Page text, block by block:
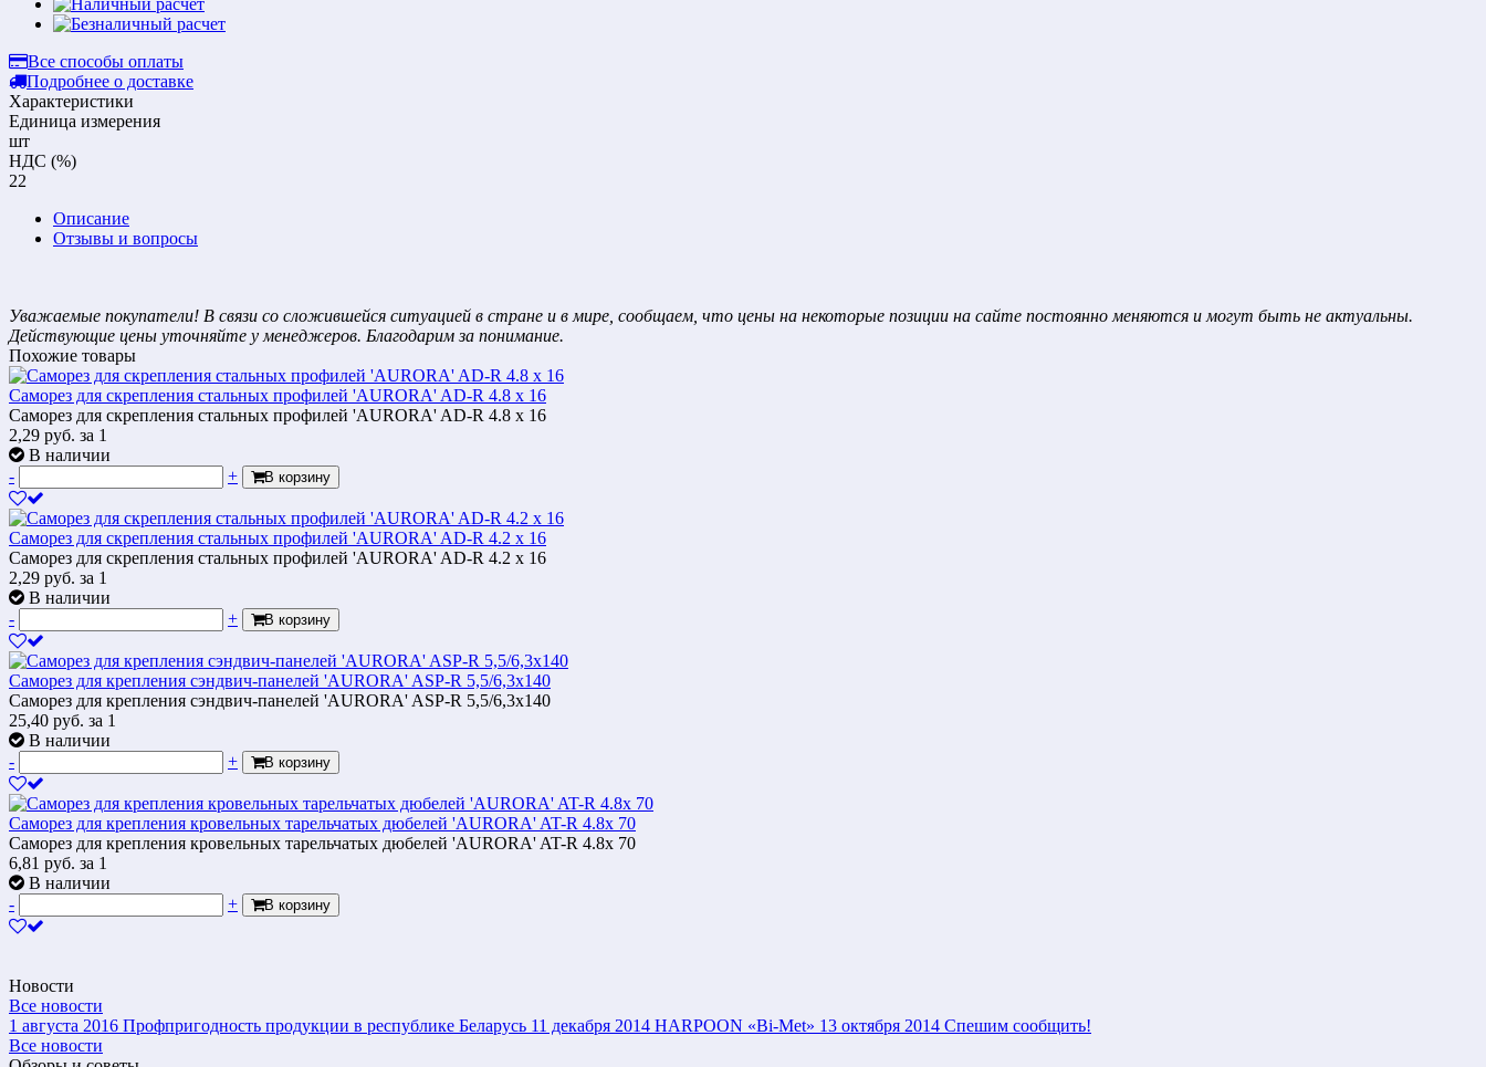
Все способы оплаты
Подробнее о доставке
Характеристики
Единица измерения
шт
НДС (%)
22
Описание
Отзывы и вопросы
Уважаемые покупатели! В связи со сложившейся ситуацией в стране и в мире, сообщаем, что цены на некоторые позиции на сайте постоянно меняются и могут быть не актуальны.
Действующие цены уточняйте у менеджеров. Благодарим за понимание.
Похожие товары
Саморез для скрепления стальных профилей 'AURORA' AD-R 4.8 х 16
Саморез для скрепления стальных профилей 'AURORA' AD-R 4.8 х 16
2,29 руб. за 1
В наличии
-
+ В корзину
Саморез для скрепления стальных профилей 'AURORA' AD-R 4.2 х 16
Саморез для скрепления стальных профилей 'AURORA' AD-R 4.2 х 16
2,29 руб. за 1
В наличии
-
+ В корзину
Саморез для крепления сэндвич-панелей 'AURORA' ASP-R 5,5/6,3x140
Саморез для крепления сэндвич-панелей 'AURORA' ASP-R 5,5/6,3x140
25,40 руб. за 1
В наличии
-
+ В корзину
Саморез для крепления кровельных тарельчатых дюбелей 'AURORA' AT-R 4.8x 70
Саморез для крепления кровельных тарельчатых дюбелей 'AURORA' AT-R 4.8x 70
6,81 руб. за 1
В наличии
-
+ В корзину
Новости
Все новости
1 августа 2016 Профпригодность продукции в республике Беларусь 11 декабря 2014 HARPOON «Bi-Met» 13 октября 2014 Спешим сообщить!
Все новости